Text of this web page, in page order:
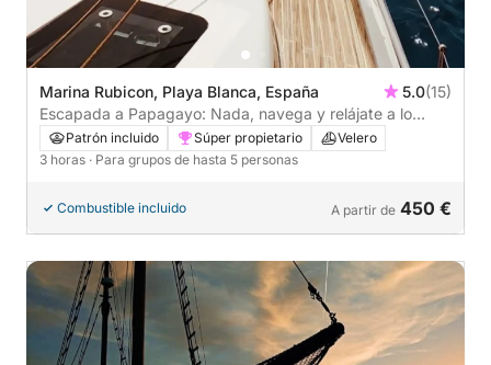
Marina Rubicon, Playa Blanca, España 5.0(15)
Escapada a Papagayo: Nada, navega y relájate a lo
largo de la costa salvaje de Lanzarote.
Patrón incluido Súper propietario
Velero
3 horas · Para grupos de hasta 5 personas
Combustible incluido A partir de 450 €